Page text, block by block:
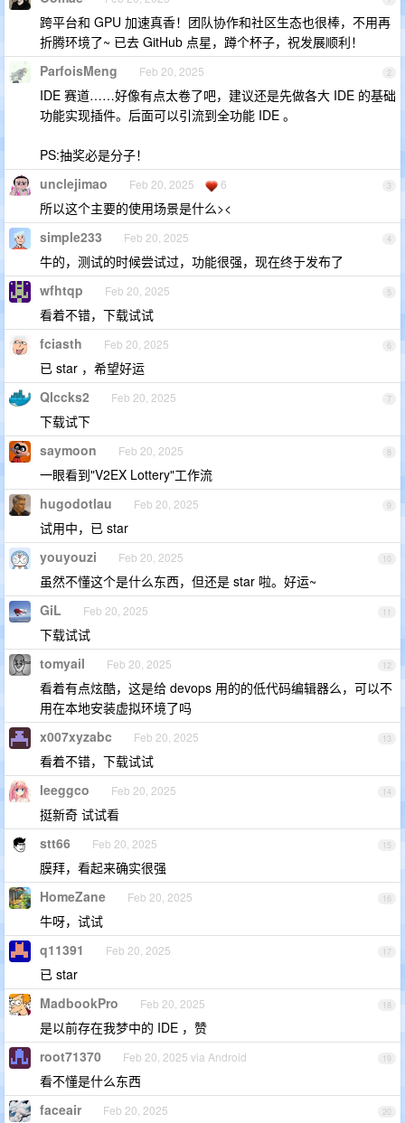
跨平台和 GPU 加速真香！团队协作和社区生态也很棒，不用再
折腾环境了~ 已去 GitHub 点星，蹲个杯子，祝发展顺利！
2
ParfoisMeng Feb 20, 2025
IDE 赛道……好像有点太卷了吧，建议还是先做各大 IDE 的基础
功能实现插件。后面可以引流到全功能 IDE 。
PS:抽奖必是分子！
3
unclejimao Feb 20, 2025 6
所以这个主要的使用场景是什么><
4
simple233 Feb 20, 2025
牛的，测试的时候尝试过，功能很强，现在终于发布了
5
wfhtqp Feb 20, 2025
看着不错，下载试试
6
fciasth Feb 20, 2025
已 star ，希望好运
7
Qlccks2 Feb 20, 2025
下载试下
8
saymoon Feb 20, 2025
一眼看到"V2EX Lottery"工作流
9
hugodotlau Feb 20, 2025
试用中，已 star
10
youyouzi Feb 20, 2025
虽然不懂这个是什么东西，但还是 star 啦。好运~
11
GiL Feb 20, 2025
下载试试
12
tomyail Feb 20, 2025
看着有点炫酷，这是给 devops 用的的低代码编辑器么，可以不
用在本地安装虚拟环境了吗
13
x007xyzabc Feb 20, 2025
看着不错，下载试试
14
leeggco Feb 20, 2025
挺新奇 试试看
15
stt66 Feb 20, 2025
膜拜，看起来确实很强
16
HomeZane Feb 20, 2025
牛呀，试试
17
q11391 Feb 20, 2025
已 star
18
MadbookPro Feb 20, 2025
是以前存在我梦中的 IDE ，赞
19
root71370 Feb 20, 2025 via Android
看不懂是什么东西
20
faceair Feb 20, 2025